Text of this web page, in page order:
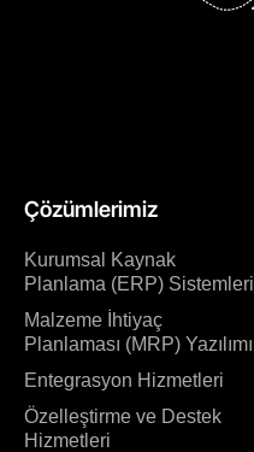
Çözümlerimiz
Kurumsal Kaynak
Planlama (ERP) Sistemleri
Malzeme İhtiyaç
Planlaması (MRP) Yazılımı
Entegrasyon Hizmetleri
Özelleştirme ve Destek
Hizmetleri